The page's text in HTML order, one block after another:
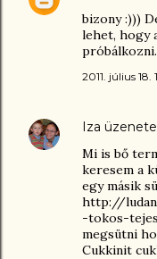
bizony :)))
lehet, hogy
2011. július 18.
Iza
Mi is bő
keresem a
egy másik
http://
-tokos-
megsütni
Cukkinit